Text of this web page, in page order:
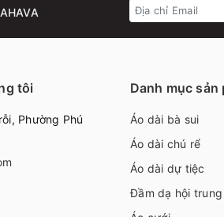
tôi
Phường Phú
Danh mục sản
Áo dài bà sui
Áo dài chú rể
Áo dài dự tiệc
Đầm dạ hội trung